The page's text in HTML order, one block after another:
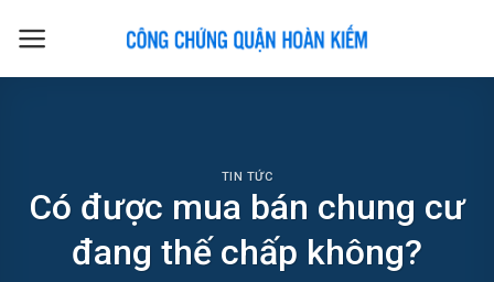
TIN TỨC
Có được mua bán chung cư
đang thế chấp không?